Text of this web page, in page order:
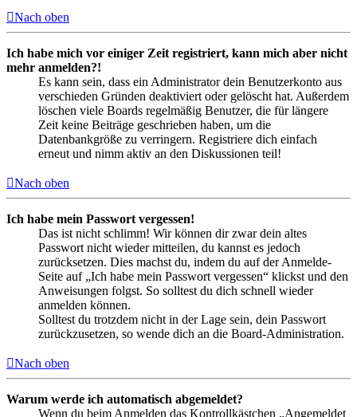
Nach oben
Ich habe mich vor einiger Zeit registriert, kann mich aber nicht
mehr anmelden?!
Es kann sein, dass ein Administrator dein Benutzerkonto aus
verschieden Gründen deaktiviert oder gelöscht hat. Außerdem
löschen viele Boards regelmäßig Benutzer, die für längere
Zeit keine Beiträge geschrieben haben, um die
Datenbankgröße zu verringern. Registriere dich einfach
erneut und nimm aktiv an den Diskussionen teil!
Nach oben
Ich habe mein Passwort vergessen!
Das ist nicht schlimm! Wir können dir zwar dein altes
Passwort nicht wieder mitteilen, du kannst es jedoch
zurücksetzen. Dies machst du, indem du auf der Anmelde-
Seite auf „Ich habe mein Passwort vergessen“ klickst und den
Anweisungen folgst. So solltest du dich schnell wieder
anmelden können.
Solltest du trotzdem nicht in der Lage sein, dein Passwort
zurückzusetzen, so wende dich an die Board-Administration.
Nach oben
Warum werde ich automatisch abgemeldet?
Wenn du beim Anmelden das Kontrollkästchen „Angemeldet